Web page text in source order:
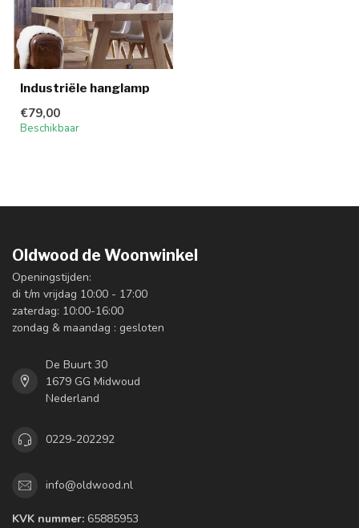
Industriële hanglamp
€79,00
Beschikbaar
Oldwood de Woonwinkel
Openingstijden:
di t/m vrijdag 10:00 - 17:00
zaterdag: 10:00-16:00
zondag & maandag : gesloten
De Buurt 30
1679 GG Midwoud
Nederland
0229-202292
info@oldwood.nl
KVK nummer: 65885953